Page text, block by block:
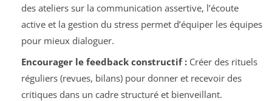
des ateliers sur la communication assertive, l’écoute
active et la gestion du stress permet d’équiper les équipes
pour mieux dialoguer.
Encourager le feedback constructif :Créer des rituels
réguliers (revues, bilans) pour donner et recevoir des
critiques dans un cadre structuré et bienveillant.